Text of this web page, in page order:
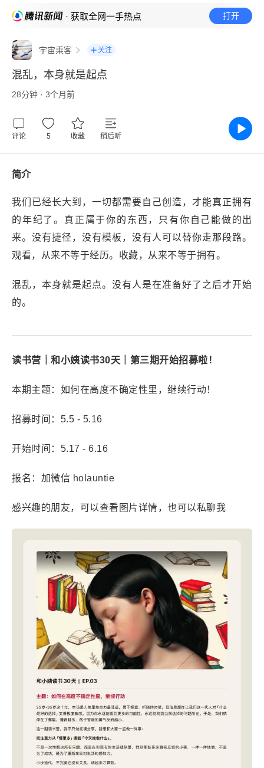
· 获取全网一手热点 打开
宇宙乘客 关注
混乱，本身就是起点
28分钟 · 3个月前
评论 5 收藏 稍后听
简介
我们已经长大到，一切都需要自己创造，才能真正拥有
的年纪了。真正属于你的东西，只有你自己能做的出
来。没有捷径，没有模板，没有人可以替你走那段路。
观看，从来不等于经历。收藏，从来不等于拥有。
混乱，本身就是起点。没有人是在准备好了之后才开始
的。
读书营｜和小姨读书30天｜第三期开始招募啦！
本期主题：如何在高度不确定性里，继续行动！
招募时间：5.5 - 5.16
开始时间：5.17 - 6.16
报名：加微信 holauntie
感兴趣的朋友，可以查看图片详情，也可以私聊我